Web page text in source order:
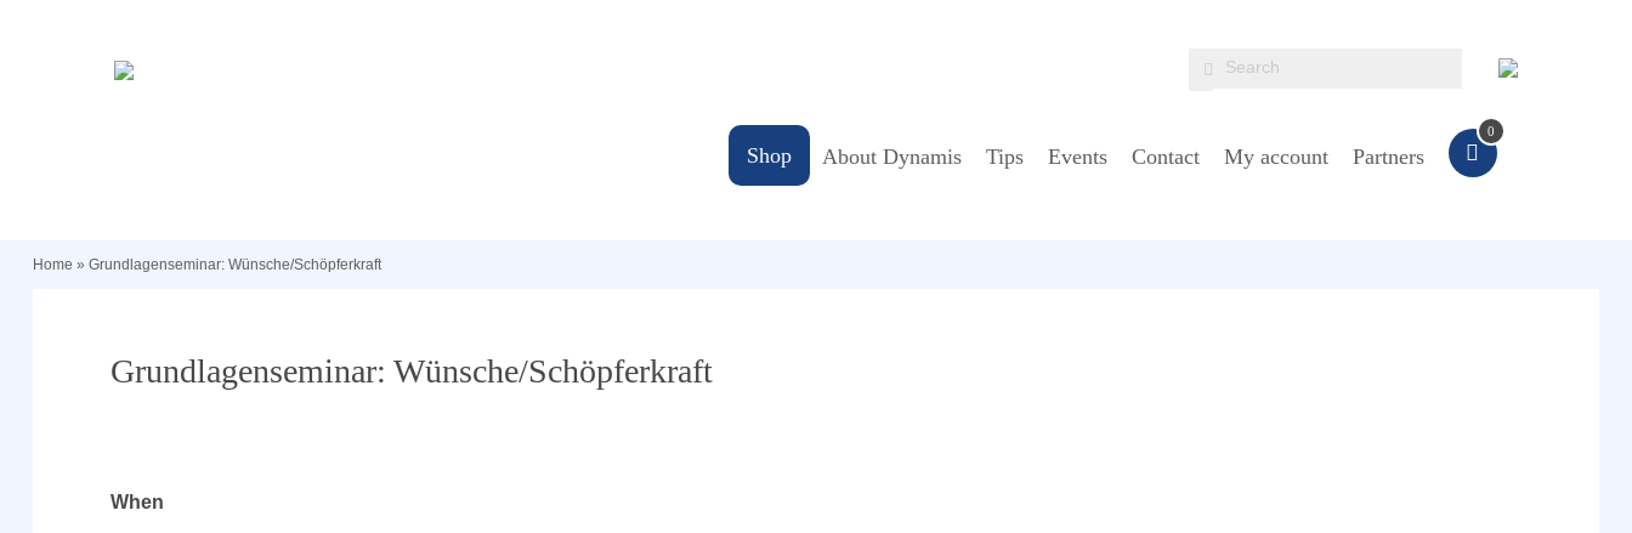
Shop About Dynamis Tips Events Contact My account Partners
0
Home » Grundlagenseminar: Wünsche/Schöpferkraft
Grundlagenseminar: Wünsche/Schöpferkraft
When